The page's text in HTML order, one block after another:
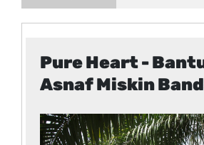
Pure Heart -
Asnaf Miskin